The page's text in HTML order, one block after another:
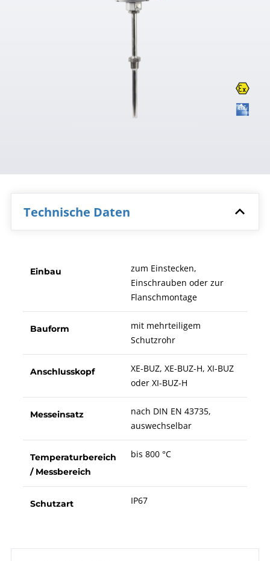
Technische Daten
Einbau
zum Einstecken,
Einschrauben oder zur
Flanschmontage
Bauform
mit mehrteiligem
Schutzrohr
Anschlusskopf
XE-BUZ, XE-BUZ-H, XI-BUZ
oder XI-BUZ-H
Messeinsatz
nach DIN EN 43735,
auswechselbar
Temperaturbereich
/ Messbereich
bis 800 °C
Schutzart IP67